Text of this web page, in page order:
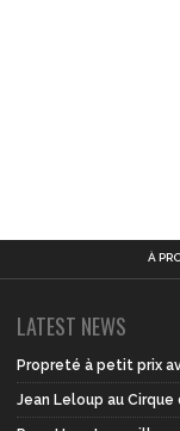
À
LATEST NEWS
Propreté à petit prix
Jean Leloup au Cirque